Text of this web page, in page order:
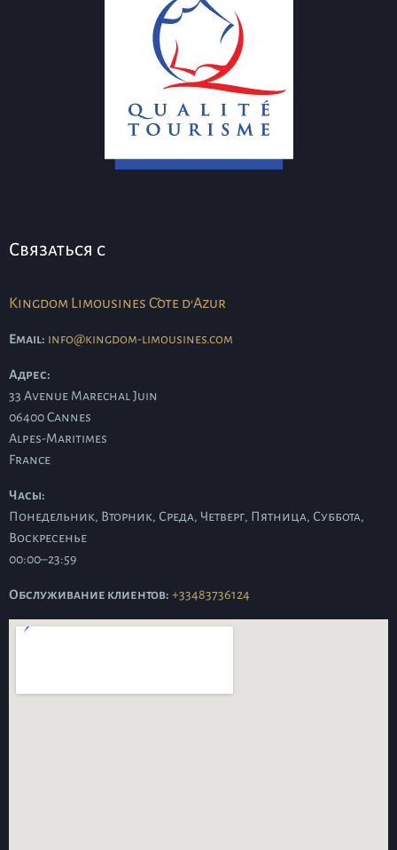
Связаться с
Kingdom Limousines Côte d'Azur
Email: info@kingdom-limousines.com
Адрес:
33 Avenue Marechal Juin
06400Cannes
Alpes-Maritimes
France
Часы:
Понедельник, Вторник, Среда, Четверг, Пятница, Суббота,
Воскресенье
00:00–23:59
Обслуживание клиентов: +33483736124